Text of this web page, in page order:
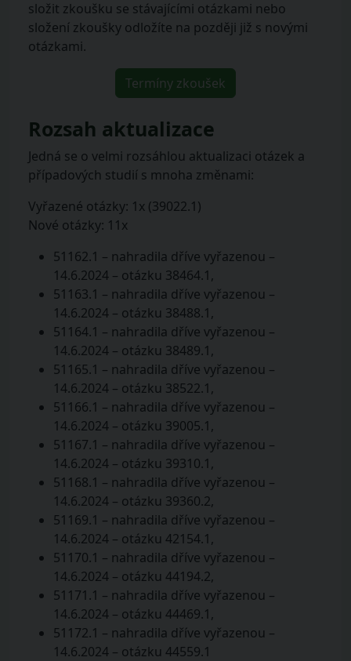
složit zkoušku se stávajícími otázkami nebo
složení zkoušky odložíte na později již s novými
otázkami.
Termíny zkoušek
Rozsah aktualizace
Jedná se o velmi rozsáhlou aktualizaci otázek a
případových studií s mnoha změnami:
Vyřazené otázky: 1x (39022.1)
Nové otázky: 11x
51162.1 – nahradila dříve vyřazenou –
14.6.2024 – otázku 38464.1,
51163.1 – nahradila dříve vyřazenou –
14.6.2024 – otázku 38488.1,
51164.1 – nahradila dříve vyřazenou –
14.6.2024 – otázku 38489.1,
51165.1 – nahradila dříve vyřazenou –
14.6.2024 – otázku 38522.1,
51166.1 – nahradila dříve vyřazenou –
14.6.2024 – otázku 39005.1,
51167.1 – nahradila dříve vyřazenou –
14.6.2024 – otázku 39310.1,
51168.1 – nahradila dříve vyřazenou –
14.6.2024 – otázku 39360.2,
51169.1 – nahradila dříve vyřazenou –
14.6.2024 – otázku 42154.1,
51170.1 – nahradila dříve vyřazenou –
14.6.2024 – otázku 44194.2,
51171.1 – nahradila dříve vyřazenou –
14.6.2024 – otázku 44469.1,
51172.1 – nahradila dříve vyřazenou –
14.6.2024 – otázku 44559.1